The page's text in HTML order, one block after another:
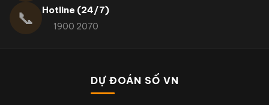
📞 Hotline (24/7)
1900 2070
DỰ ĐOÁN SỐ VN